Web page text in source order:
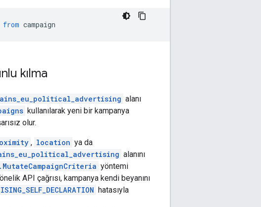
from campaign
kılma
alanı
kullanılarak yeni bir kampanya
olur.
, location ya da
alanını
yöntemi
API çağrısı, kampanya kendi beyanını
hatasıyla